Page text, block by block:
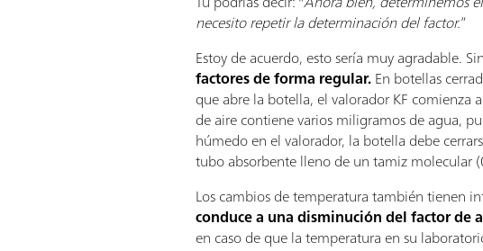
necesito repetir la determinación del factor.”
Estoy de acuerdo, esto sería muy agradable.
factores de forma regular.En botellas
que abre la botella, el valorador KF comienza
de aire contiene varios miligramos de agua,
húmedo en el valorador, la botella debe
tubo absorbente lleno de un tamiz molecular
Los cambios de temperatura también tienen
conduce a una disminución del factor
en caso de que la temperatura en su